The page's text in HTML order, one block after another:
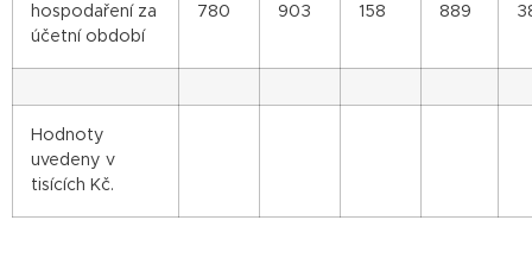
hospodaření za
účetní období
780
903
158
889
Hodnoty
uvedeny v
tisících Kč.